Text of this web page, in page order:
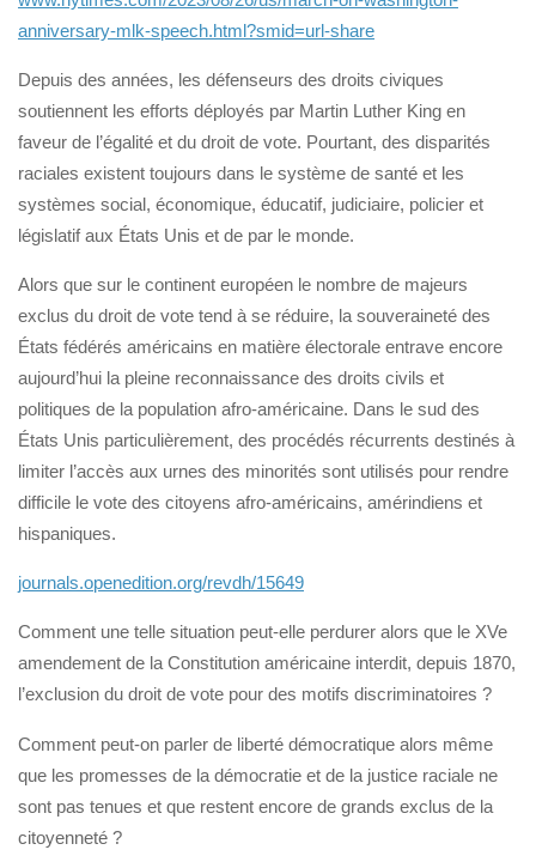
anniversary-mlk-speech.html?smid=url-share
Depuis des années, les défenseurs des droits civiques
soutiennent les efforts déployés par Martin Luther King en
faveur de l’égalité et du droit de vote. Pourtant, des disparités
raciales existent toujours dans le système de santé et les
systèmes social, économique, éducatif, judiciaire, policier et
législatif aux États Unis et de par le monde.
Alors que sur le continent européen le nombre de majeurs
exclus du droit de vote tend à se réduire, la souveraineté des
États fédérés américains en matière électorale entrave encore
aujourd’hui la pleine reconnaissance des droits civils et
politiques de la population afro-américaine. Dans le sud des
États Unis particulièrement, des procédés récurrents destinés à
limiter l’accès aux urnes des minorités sont utilisés pour rendre
difficile le vote des citoyens afro-américains, amérindiens et
hispaniques.
journals.openedition.org/revdh/15649
Comment une telle situation peut-elle perdurer alors que le XVe
amendement de la Constitution américaine interdit, depuis 1870,
l’exclusion du droit de vote pour des motifs discriminatoires ?
Comment peut-on parler de liberté démocratique alors même
que les promesses de la démocratie et de la justice raciale ne
sont pas tenues et que restent encore de grands exclus de la
citoyenneté ?